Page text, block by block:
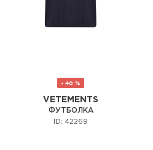
- 40 %
VETEMENTS
ФУТБОЛКА
ID: 42269